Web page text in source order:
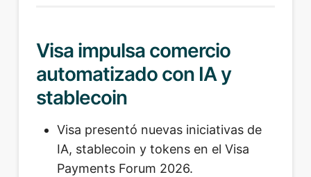
Visa impulsa comercio
automatizado con IA y
stablecoin
Visa presentó nuevas iniciativas de
IA, stablecoin y tokens en el Visa
Payments Forum 2026.